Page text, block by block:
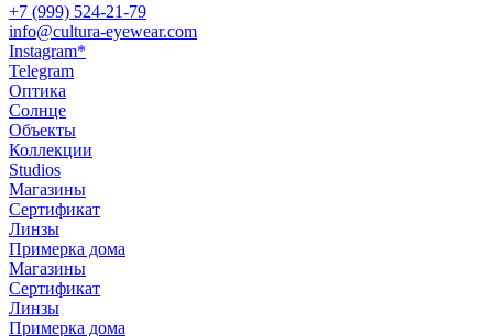
+7 (999) 524-21-79
info@cultura-eyewear.com
Instagram*
Telegram
Оптика
Солнце
Объекты
Коллекции
Studios
Магазины
Сертификат
Линзы
Примерка дома
Магазины
Сертификат
Линзы
Примерка дома